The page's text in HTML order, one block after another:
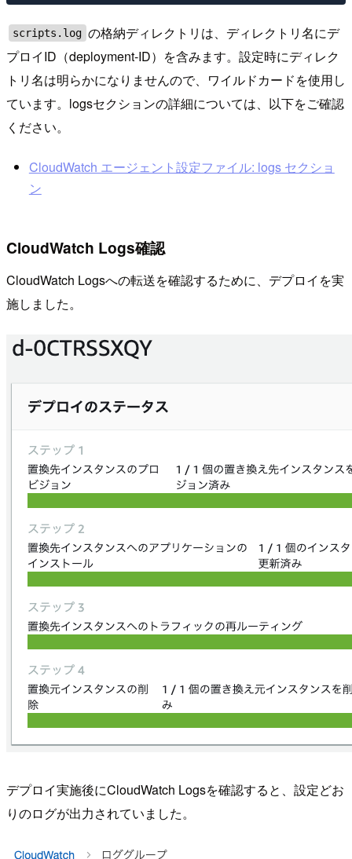
scripts.log の格納ディレクトリは、ディレクトリ名にデ
プロイID（deployment-ID）を含みます。設定時にディレク
トリ名は明らかになりませんので、ワイルドカードを使用し
ています。logsセクションの詳細については、以下をご確認
ください。
CloudWatch エージェント設定ファイル: logs セクショ
ン
CloudWatch Logs確認
CloudWatch Logsへの転送を確認するために、デプロイを実
施しました。
デプロイ実施後にCloudWatch Logsを確認すると、設定どお
りのログが出力されていました。